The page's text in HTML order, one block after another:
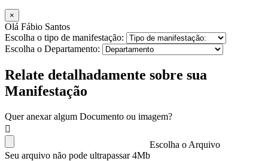
×
Olá Fábio Santos
Escolha o tipo de manifestação:
Escolha o Departamento:
Relate detalhadamente sobre sua
Manifestação
Quer anexar algum Documento ou imagem?
Escolha o Arquivo
Seu arquivo não pode ultrapassar 4Mb